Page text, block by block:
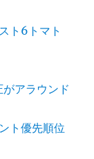
ト6トマト
アラウンド
ト優先順位